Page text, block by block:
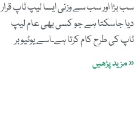
سب بڑا اور سب سے وزنی ایسا لیپ ٹاپ قرار
دیا جاسکتا ہے جو کسی بھی عام لیپ
ٹاپ کی طرح کام کرتا ہے۔اسے یوٹیوبر
« مزید پڑھیں